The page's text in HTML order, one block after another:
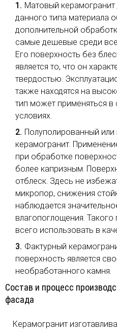
Матовый
данного типа материала
дополнительной
самые дешевые среди
Его поверхность без
является то, что он
твердостью.
также находятся на
тип может применяться
условиях.
Полуполированный
керамогранит.
при обработке
более капризным.
отблеск. Здесь не
микропор, снижения
наблюдается
влагопоглощения.
всего использовать в
Фактурный
поверхность является
необработанного камня.
Состав и процесс
фасада
Керамогранит